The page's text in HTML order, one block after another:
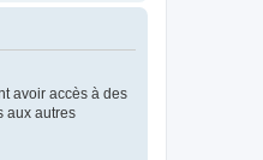
avoir accès à des
aux autres